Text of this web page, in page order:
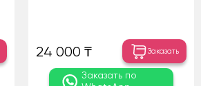
24 000 ₸ Заказать
Заказать по